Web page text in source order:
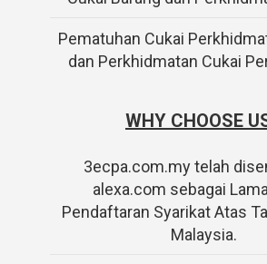
Pematuhan Cukai
dan Perkhidmatan Cukai
WHY CHOOSE
3ecpa.com.my telah
alexa.com sebagai
Pendaftaran Syarikat Atas
Malaysia.